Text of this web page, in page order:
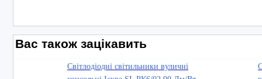
Вас також зацікавить
Світлодіодні світильники вуличні